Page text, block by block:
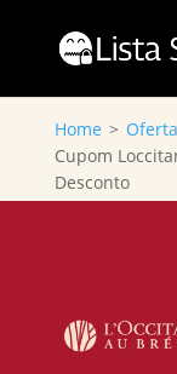
Home > Oferta
Cupom
Desconto